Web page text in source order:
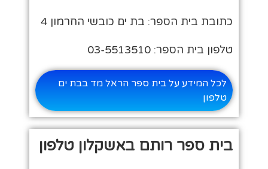
כתובת בית הספר: בת ים כובשי החרמון 4
טלפון בית הספר: 03-5513510
לכל המידע על בית ספר הראל מד בבת ים
טלפון
בית ספר רותם באשקלון טלפון